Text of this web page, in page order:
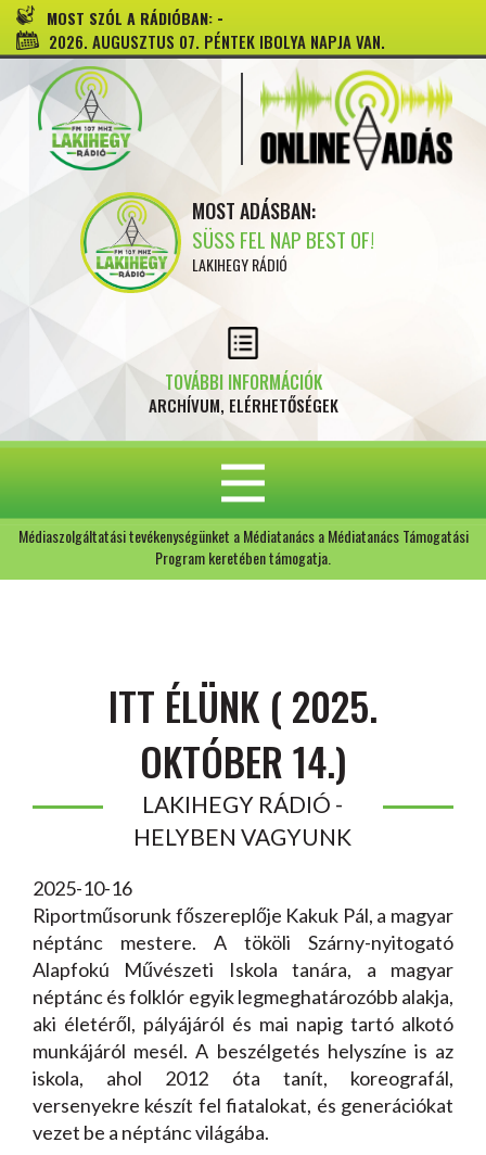
MOST SZÓL A RÁDIÓBAN: -
2026. AUGUSZTUS 07. PÉNTEK IBOLYA NAPJA VAN.
MOST ADÁSBAN:
SÜSS FEL NAP BEST OF!
LAKIHEGY RÁDIÓ
TOVÁBBI INFORMÁCIÓK
ARCHÍVUM, ELÉRHETŐSÉGEK
Médiaszolgáltatási tevékenységünket a Médiatanács a Médiatanács Támogatási
Program keretében támogatja.
ITT ÉLÜNK ( 2025.
OKTÓBER 14.)
LAKIHEGY RÁDIÓ -
HELYBEN VAGYUNK
2025-10-16
Riportműsorunk főszereplője Kakuk Pál, a magyar
néptánc mestere. A tököli Szárny-nyitogató
Alapfokú Művészeti Iskola tanára, a magyar
néptánc és folklór egyik legmeghatározóbb alakja,
aki életéről, pályájáról és mai napig tartó alkotó
munkájáról mesél. A beszélgetés helyszíne is az
iskola, ahol 2012 óta tanít, koreografál,
versenyekre készít fel fiatalokat, és generációkat
vezet be a néptánc világába.